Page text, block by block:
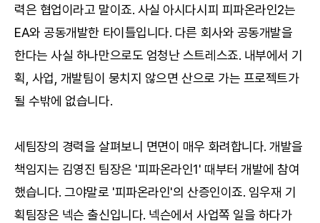
력은 협업이라고 말이죠. 사실 아시다시피 피파온라인2는
EA와 공동개발한 타이틀입니다. 다른 회사와 공동개발을
한다는 사실 하나만으로도 엄청난 스트레스죠. 내부에서 기
획, 사업, 개발팀이 뭉치지 않으면 산으로 가는 프로젝트가
될 수밖에 없습니다.
세팀장의 경력을 살펴보니 면면이 매우 화려합니다. 개발을
책임지는 김영진 팀장은 '피파온라인1' 때부터 개발에 참여
했습니다. 그야말로 '피파온라인'의 산증인이죠. 임우재 기
획팀장은 넥슨 출신입니다. 넥슨에서 사업쪽 일을 하다가